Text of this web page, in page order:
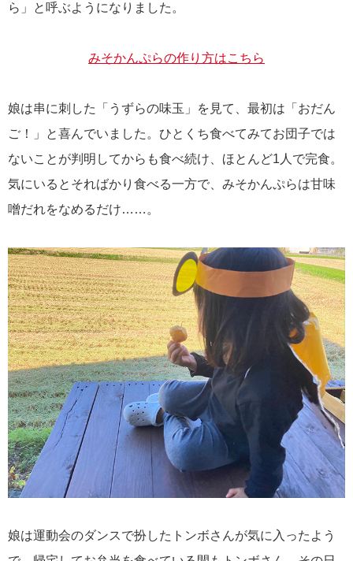
ら」と呼ぶようになりました。
みそかんぷらの作り方はこちら
娘は串に刺した「うずらの味玉」を見て、最初は「おだん
ご！」と喜んでいました。ひとくち食べてみてお団子では
ないことが判明してからも食べ続け、ほとんど1人で完食。
気にいるとそればかり食べる一方で、みそかんぷらは甘味
噌だれをなめるだけ……。
娘は運動会のダンスで扮したトンボさんが気に入ったよう